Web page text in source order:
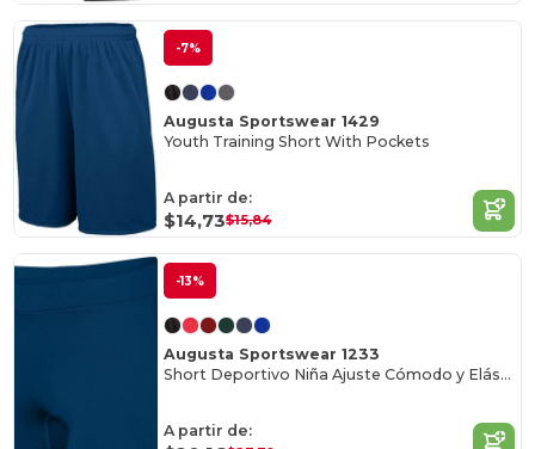
-7%
Augusta Sportswear 1429
Youth Training Short With Pockets
A partir de:
$14,73$15,84
-13%
Augusta Sportswear 1233
Short Deportivo Niña Ajuste Cómodo y Elástico
A partir de: